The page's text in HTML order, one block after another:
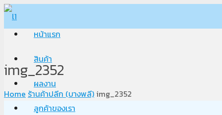
หน้าแรก
สินค้า
ผลงาน
ลูกค้าของเรา
img_2352
Home ร้านค้าปลีก (บางพลี) img_2352